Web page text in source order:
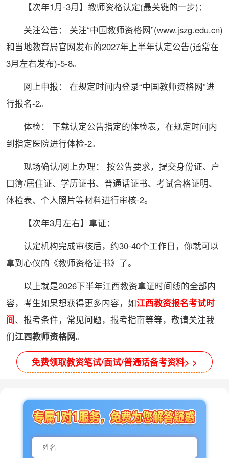
【次年1月-3月】教师资格认定(最关键的一步)：
关注公告： 关注“中国教师资格网”(www.jszg.edu.cn)
和当地教育局官网发布的2027年上半年认定公告(通常在
3月左右发布)-5-8。
网上申报： 在规定时间内登录“中国教师资格网”进
行报名-2。
体检： 下载认定公告指定的体检表，在规定时间内
到指定医院进行体检-2。
现场确认/网上办理： 按公告要求，提交身份证、户
口簿/居住证、学历证书、普通话证书、考试合格证明、
体检表、个人照片等材料进行审核-2。
【次年3月左右】拿证：
认定机构完成审核后，约30-40个工作日，你就可以
拿到心仪的《教师资格证书》了。
以上就是2026下半年江西教资拿证时间线的全部内
容，考生如果想获得更多内容，如江西教资报名考试时
间、报考条件，常见问题，报考指南等等，敬请关注我
们江西教师资格网。
免费领取教资笔试/面试/普通话备考资料> >